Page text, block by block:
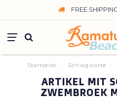
FREE
Startseite / Schlagworte /
ARTIKEL MIT
ZWEMBROEK